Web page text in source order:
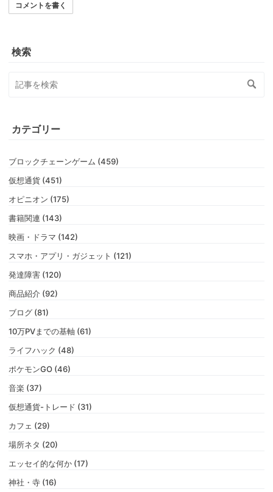
コメントを書く
検索
カテゴリー
ブロックチェーンゲーム (459)
仮想通貨 (451)
オピニオン (175)
書籍関連 (143)
映画・ドラマ (142)
スマホ・アプリ・ガジェット (121)
発達障害 (120)
商品紹介 (92)
ブログ (81)
10万PVまでの基軸 (61)
ライフハック (48)
ポケモンGO (46)
音楽 (37)
仮想通貨-トレード (31)
カフェ (29)
場所ネタ (20)
エッセイ的な何か (17)
神社・寺 (16)